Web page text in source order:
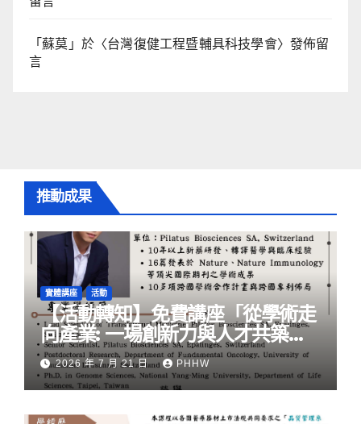
「蘇莫 」於〈台灣復健工程暨輔具科技學會〉發佈留
言
推動成果
實體講座 活動
【活動轉知】免費講座「從學術走
向產業: ⼀場創新力與⼈才共築的
旅程」
2026 年 7 月 21 日 PHHW